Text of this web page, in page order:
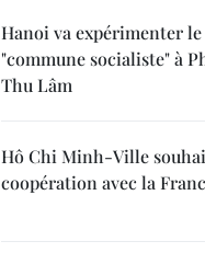
Hanoi va expérimenter le
"commune socialiste" à
Thu Lâm
Hô Chi Minh-Ville
coopération avec la